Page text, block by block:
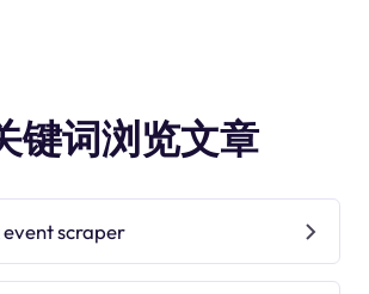
键词浏览文章
scraper